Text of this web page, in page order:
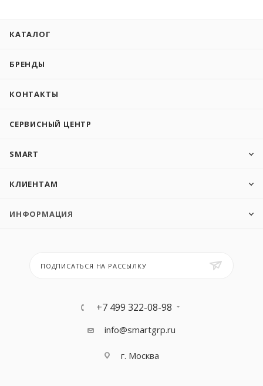
КАТАЛОГ
БРЕНДЫ
КОНТАКТЫ
СЕРВИСНЫЙ ЦЕНТР
SMART
КЛИЕНТАМ
ИНФОРМАЦИЯ
ПОДПИСАТЬСЯ НА РАССЫЛКУ
+7 499 322-08-98
info@smartgrp.ru
г. Москва